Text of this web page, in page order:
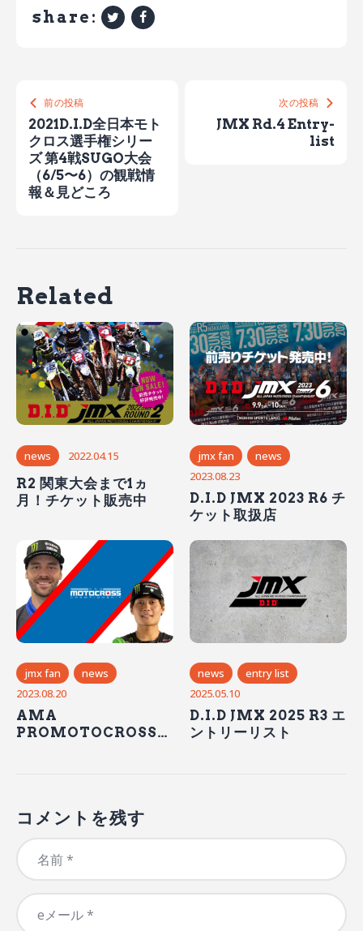
share:
前の投稿
2021D.I.D全日本モト
クロス選手権シリー
ズ 第4戦SUGO大会
（6/5〜6）の観戦情
報＆見どころ
次の投稿
JMX Rd.4 Entry-
list
Related
news 2022.04.15
R2 関東大会まで1ヵ
月！チケット販売中
jmx fan
news
2023.08.23
D.I.D JMX 2023 R6 チ
ケット取扱店
jmx fan
news
2023.08.20
AMA
PROMOTOCROSS
news
entry list
2025.05.10
D.I.D JMX 2025 R3 エ
ントリーリスト
コメントを残す